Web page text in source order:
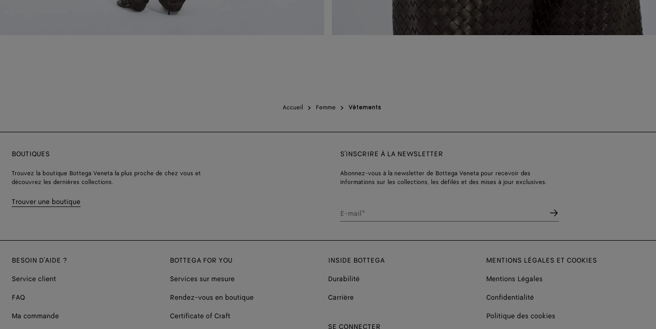
Accueil Femme Vêtements
BOUTIQUES
Trouvez la boutique Bottega Veneta la plus proche de chez vous et
découvrez les dernières collections.
Trouver une boutique
S'INSCRIRE À LA NEWSLETTER
Abonnez-vous à la newsletter de Bottega Veneta pour recevoir des
informations sur les collections, les défilés et des mises à jour exclusives.
E-mail*
BESOIN D'AIDE ?
Service client
FAQ
Ma commande
BOTTEGA FOR YOU
Services sur mesure
Rendez-vous en boutique
Certificate of Craft
INSIDE BOTTEGA
Durabilité
Carrière
SE CONNECTER
MENTIONS LÉGALES ET COOKIES
Mentions Légales
Confidentialité
Politique des cookies